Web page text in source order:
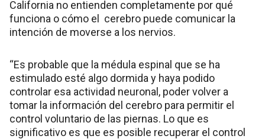
California no entienden completamente por qué
funciona o cómo el cerebro puede comunicar la
intención de moverse a los nervios.
“Es probable que la médula espinal que se ha
estimulado esté algo dormida y haya podido
controlar esa actividad neuronal, poder volver a
tomar la información del cerebro para permitir el
control voluntario de las piernas. Lo que es
significativo es que es posible recuperar el control